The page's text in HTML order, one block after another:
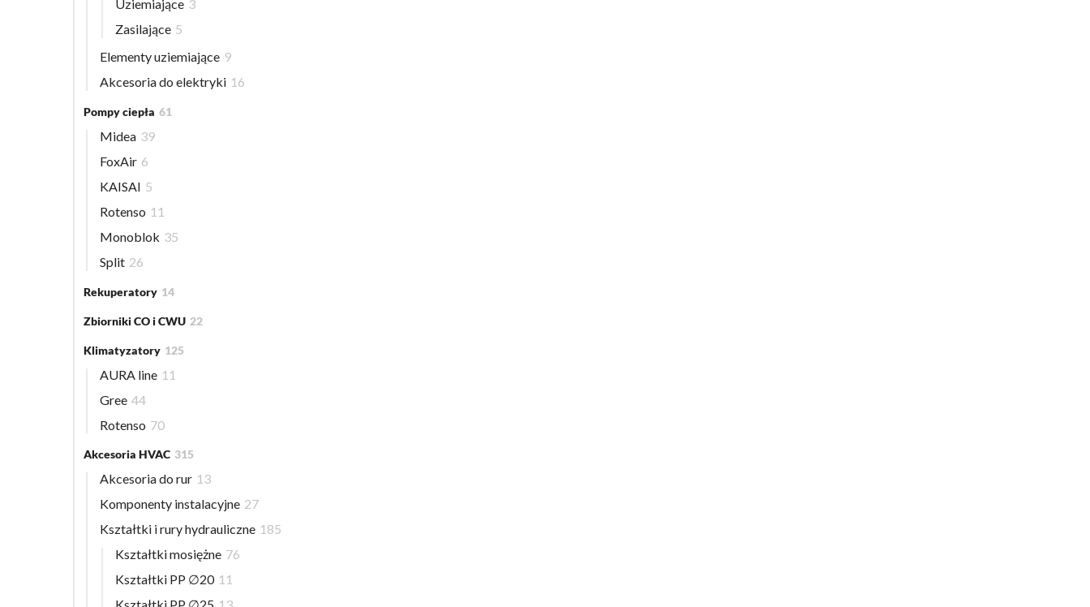
Uziemiające 3
Zasilające 5
Elementy uziemiające 9
Akcesoria do elektryki 16
Pompy ciepła 61
Midea 39
FoxAir 6
KAISAI 5
Rotenso 11
Monoblok 35
Split 26
Rekuperatory 14
Zbiorniki CO i CWU 22
Klimatyzatory 125
AURA line 11
Gree 44
Rotenso 70
Akcesoria HVAC 315
Akcesoria do rur 13
Komponenty instalacyjne 27
Kształtki i rury hydrauliczne 185
Kształtki mosiężne 76
Kształtki PP ∅20 11